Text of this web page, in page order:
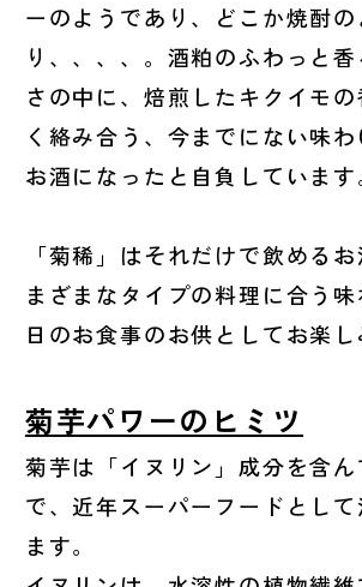
ーのようであり、どこか焼酎の
り、、、、。酒粕のふわっと
さの中に、焙煎したキクイモ
く絡み合う、今までにない味
お酒になったと自負しています
「菊稀」はそれだけで飲める
まざまなタイプの料理に合う
日のお食事のお供としてお楽
菊芋パワーのヒミツ
菊芋は「イヌリン」成分を含
で、近年スーパーフードとし
ます。